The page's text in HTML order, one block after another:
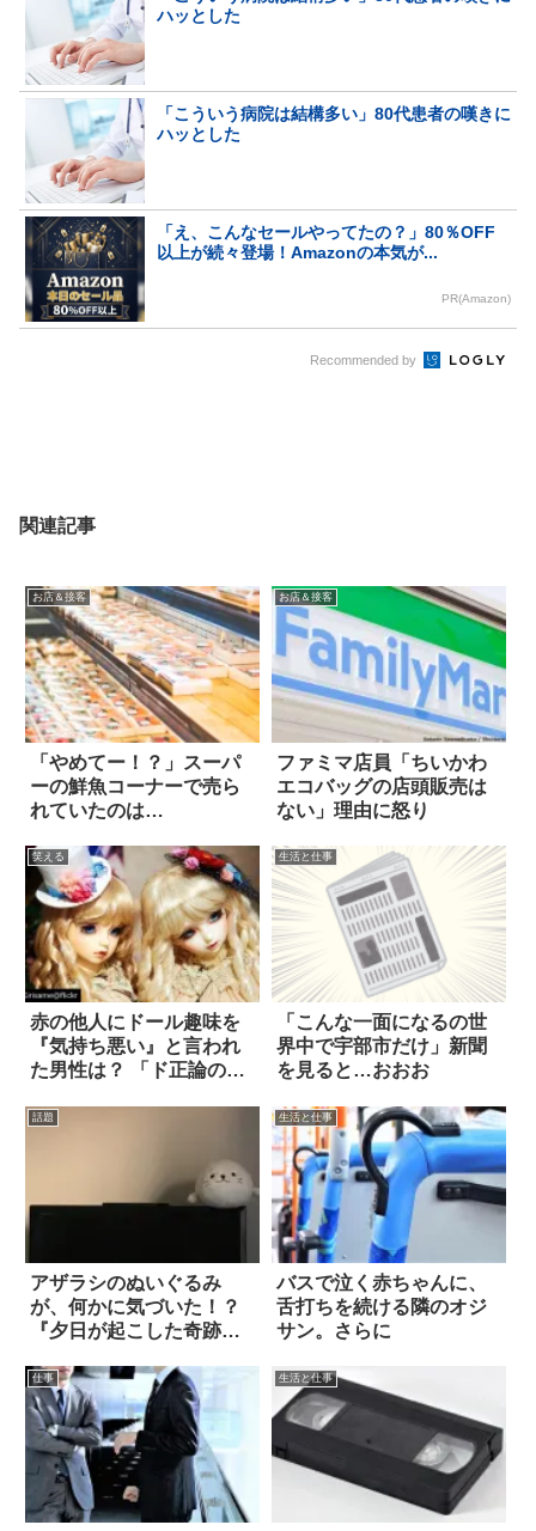
ハッとした
「こういう病院は結構多い」80代患者の嘆きに
ハッとした
「え、こんなセールやってたの？」80％OFF
以上が続々登場！Amazonの本気が...
PR(Amazon)
Recommended by
関連記事
お店＆接客
「やめてー！？」スーパ
ーの鮮魚コーナーで売ら
れていたのは…
お店＆接客
ファミマ店員「ちいかわ
エコバッグの店頭販売は
ない」理由に怒り
笑える
赤の他人にドール趣味を
『気持ち悪い』と言われ
た男性は？ 「ド正論の返
生活と仕事
「こんな一面になるの世
界中で宇部市だけ」新聞
を見ると…おおお
話題
アザラシのぬいぐるみ
が、何かに気づいた！？
『夕日が起こした奇跡』
生活と仕事
バスで泣く赤ちゃんに、
舌打ちを続ける隣のオジ
サン。さらに
仕事 生活と仕事